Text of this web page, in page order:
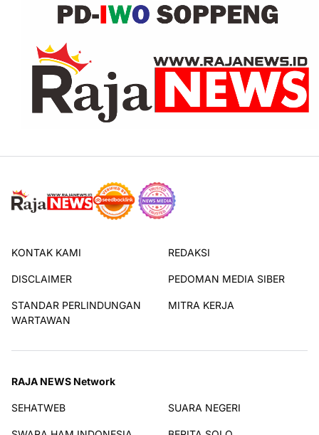
KONTAK KAMI REDAKSI
DISCLAIMER PEDOMAN MEDIA SIBER
STANDAR PERLINDUNGAN
WARTAWAN
MITRA KERJA
RAJA NEWS Network
SEHATWEB SUARA NEGERI